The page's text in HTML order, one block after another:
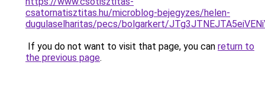
csatornatisztitas.hu/microblog-bejegyzes/helen-
dugulaselharitas/pecs/bolgarkert/
If you do not want to visit that page, you can return to
the previous page.